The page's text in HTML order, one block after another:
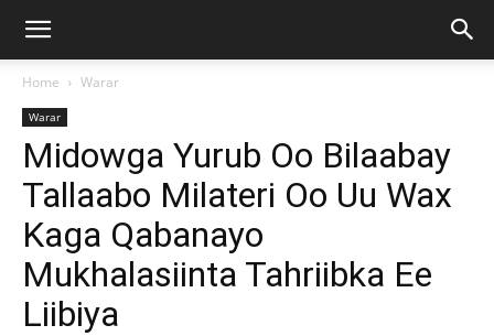
Home Warar
Warar
Midowga Yurub Oo Bilaabay
Tallaabo Milateri Oo Uu Wax
Kaga Qabanayo
Mukhalasiinta Tahriibka Ee
Liibiya